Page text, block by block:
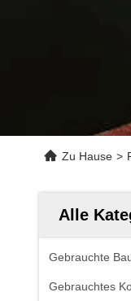
Zu Hause >
Alle
Gebrauchte
Gebrauchtes